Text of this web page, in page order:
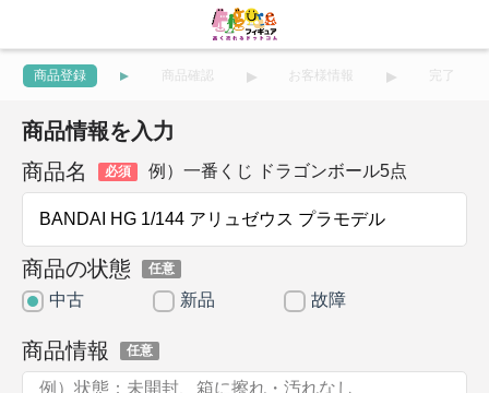
商品登録 商品確認 お客様情報 完了
商品情報を入力
商品名
必須 例）一番くじ ドラゴンボール5点
商品の状態 任意
中古 新品 故障
商品情報 任意